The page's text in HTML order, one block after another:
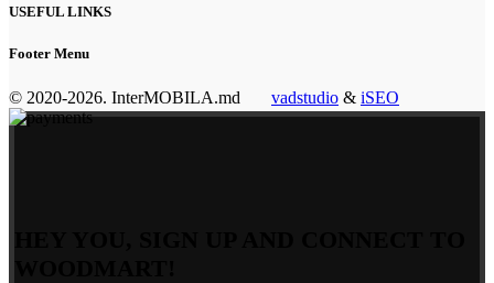
USEFUL LINKS
Footer Menu
© 2020-2026. InterMOBILA.md vadstudio & iSEO